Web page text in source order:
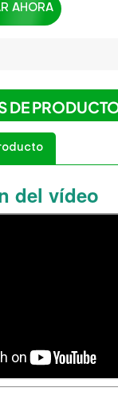
AHORA
DE
del vídeo